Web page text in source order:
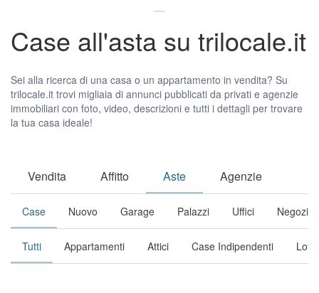
Case all'asta su trilocale.it
Sei alla ricerca di una casa o un appartamento in vendita? Su
trilocale.it trovi migliaia di annunci pubblicati da privati e agenzie
immobiliari con foto, video, descrizioni e tutti i dettagli per trovare
la tua casa ideale!
Vendita Affitto Aste Agenzie
Case Nuovo Garage Palazzi Uffici Negozi
Tutti Appartamenti Attici Case Indipendenti Loft